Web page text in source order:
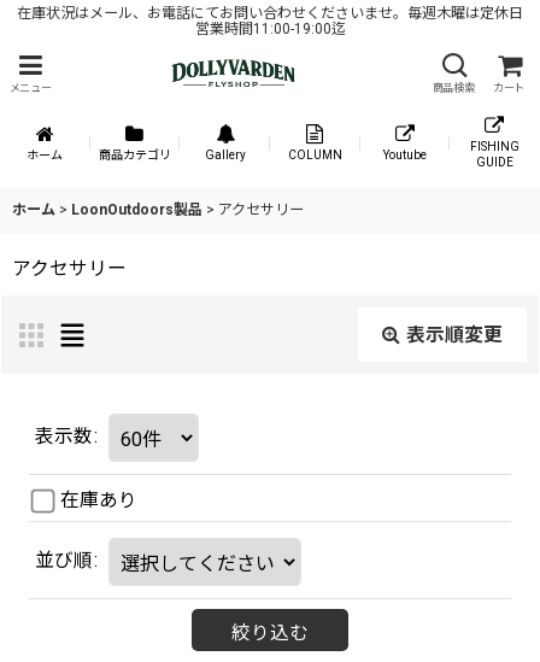
在庫状況はメール、お電話にてお問い合わせくださいませ。毎週木曜は定休日
営業時間11:00-19:00迄
メニュー 商品検索 カート
ホーム 商品カテゴリ Gallery COLUMN Youtube
FISHING
GUIDE
ホーム > LoonOutdoors製品 > アクセサリー
アクセサリー
表示順変更
表示数:
在庫あり
並び順:
絞り込む